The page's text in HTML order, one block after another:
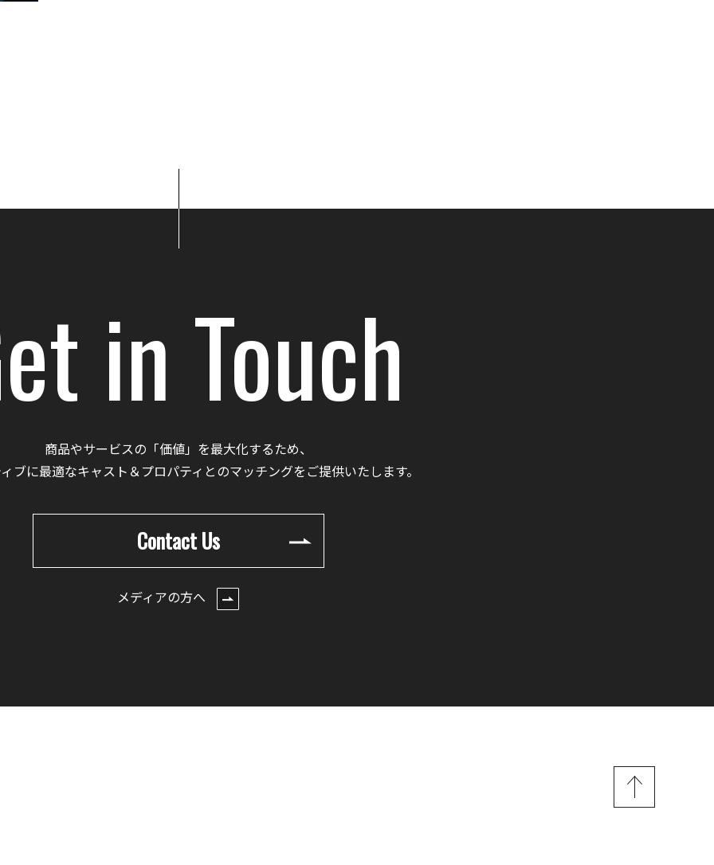
in Touch
商品やサービスの「価値」を最大化するため、
ブに最適なキャスト＆プロパティとのマッチングをご提供いたします。
Contact Us
メディアの方へ